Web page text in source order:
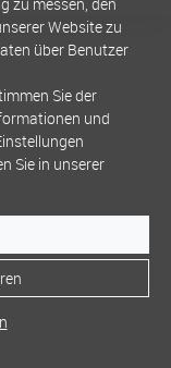
Website zu
über Benutzer
Sie der
und
Sie in unserer